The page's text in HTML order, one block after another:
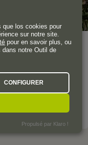
Un domaine familial
que los cookies pour
sur notre site.
pour en savoir plus, ou
dans notre Outil de
CONFIGURER
Propulsé par Klaro !